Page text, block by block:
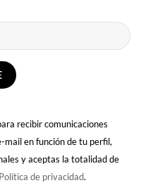
recibir comunicaciones
en función de tu perfil,
y aceptas la totalidad de
Política de privacidad.